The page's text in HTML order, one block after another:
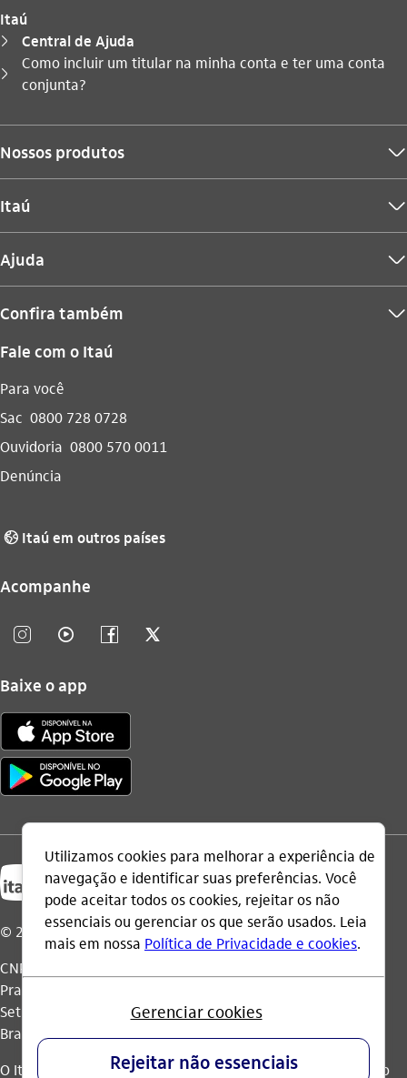
Itaú
seta_direita Central de Ajuda
seta_direita
Você está aqui:
Como incluir um titular na minha conta e ter uma conta
conjunta?
Nossos produtos seta_baixo
Itaú seta_baixo
Ajuda seta_baixo
Confira também seta_baixo
Fale com o Itaú
Para você
Sac 0800 728 0728
Ouvidoria 0800 570 0011
Denúncia
globo_outline Itaú em outros países
Acompanhe
instagram_outline video_outline facebook_outline twitter_outline
Baixe o app
© 2026 Itaú Unibanco Holding S.A.
CNPJ: 60.872.504/0001-23
Praça Alfredo Egydio de Souza Aranha, 100, Torre Olavo
Setubal, Parque Jabaquara - CEP 04344-902 - São Paulo -
Brasil.
O Itaú Unibanco Holding S.A. é integrante do Conglomerado